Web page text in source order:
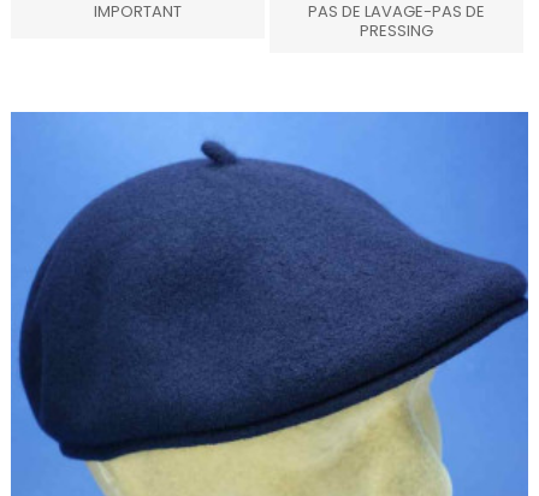
IMPORTANT
PAS DE LAVAGE-PAS DE
PRESSING